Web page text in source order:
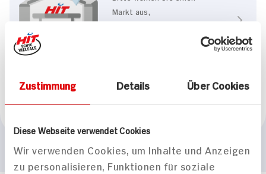
Zustimmung Details Über Cookies
Diese Webseite verwendet Cookies
Wir verwenden Cookies, um Inhalte und Anzeigen
zu personalisieren, Funktionen für soziale
Markt aus,
Marke